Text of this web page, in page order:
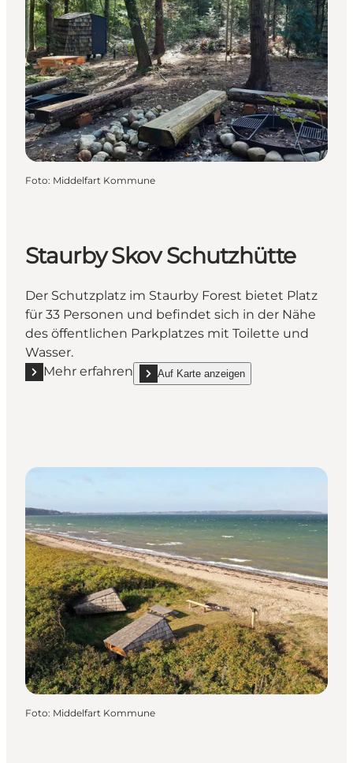
Foto: Middelfart Kommune
Staurby Skov Schutzhütte
Der Schutzplatz im Staurby Forest bietet Platz
für 33 Personen und befindet sich in der Nähe
des öffentlichen Parkplatzes mit Toilette und
Wasser.
Mehr erfahren
Mehr erfahren "Staurby Skov Schutzhütte"
Auf Karte anzeigen
show Staurby Skov Schutzhütte on_map
Foto: Middelfart Kommune